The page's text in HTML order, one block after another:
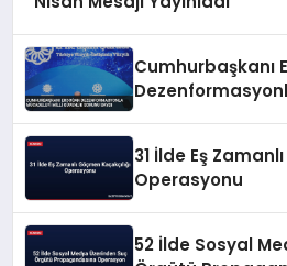
Cumhurbaşkanı
31 İlde Eş
Operasyonu
52 İlde Sosyal